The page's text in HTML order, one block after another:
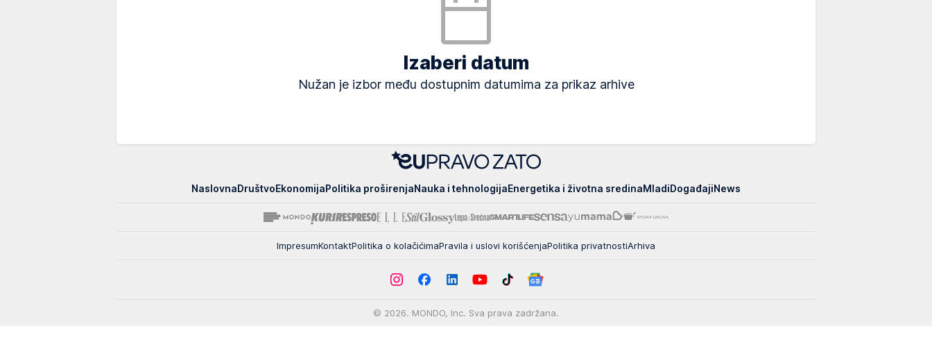
Izaberi datum
Nužan je izbor među dostupnim datumima za prikaz arhive
NaslovnaDruštvoEkonomijaPolitika proširenjaNauka i tehnologijaEnergetika i životna sredinaMladiDogađajiNews
ImpresumKontaktPolitika o kolačićimaPravila i uslovi korišćenjaPolitika privatnostiArhiva
© 2026. MONDO, Inc. Sva prava zadržana.